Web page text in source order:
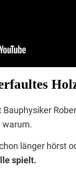
warum.
länger hörst
spielt.